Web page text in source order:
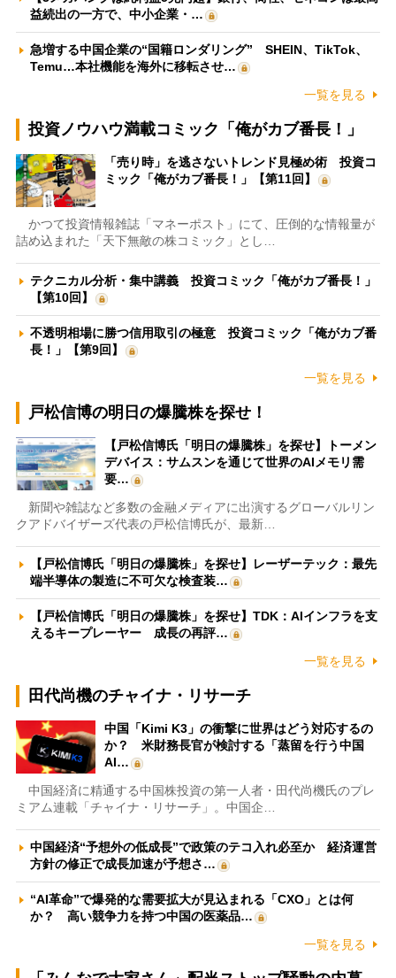
益続出の一方で、中小企業・…
急増する中国企業の“国籍ロンダリング” SHEIN、TikTok、
Temu…本社機能を海外に移転させ…
一覧を見る
投資ノウハウ満載コミック「俺がカブ番長！」
「売り時」を逃さないトレンド見極め術 投資コ
ミック「俺がカブ番長！」【第11回】
かつて投資情報雑誌「マネーポスト」にて、圧倒的な情報量が
詰め込まれた「天下無敵の株コミック」とし…
テクニカル分析・集中講義 投資コミック「俺がカブ番長！」
【第10回】
不透明相場に勝つ信用取引の極意 投資コミック「俺がカブ番
長！」【第9回】
一覧を見る
戸松信博の明日の爆騰株を探せ！
【戸松信博氏「明日の爆騰株」を探せ】トーメン
デバイス：サムスンを通じて世界のAIメモリ需
要…
新聞や雑誌など多数の金融メディアに出演するグローバルリン
クアドバイザーズ代表の戸松信博氏が、最新…
【戸松信博氏「明日の爆騰株」を探せ】レーザーテック：最先
端半導体の製造に不可欠な検査装…
【戸松信博氏「明日の爆騰株」を探せ】TDK：AIインフラを支
えるキープレーヤー 成長の再評…
一覧を見る
田代尚機のチャイナ・リサーチ
中国「Kimi K3」の衝撃に世界はどう対応するの
か？ 米財務長官が検討する「蒸留を行う中国
AI…
中国経済に精通する中国株投資の第一人者・田代尚機氏のプレ
ミアム連載「チャイナ・リサーチ」。中国企…
中国経済“予想外の低成長”で政策のテコ入れ必至か 経済運営
方針の修正で成長加速が予想さ…
“AI革命”で爆発的な需要拡大が見込まれる「CXO」とは何
か？ 高い競争力を持つ中国の医薬品…
一覧を見る